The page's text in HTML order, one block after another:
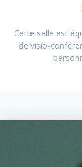
Cette salle est
de visio-